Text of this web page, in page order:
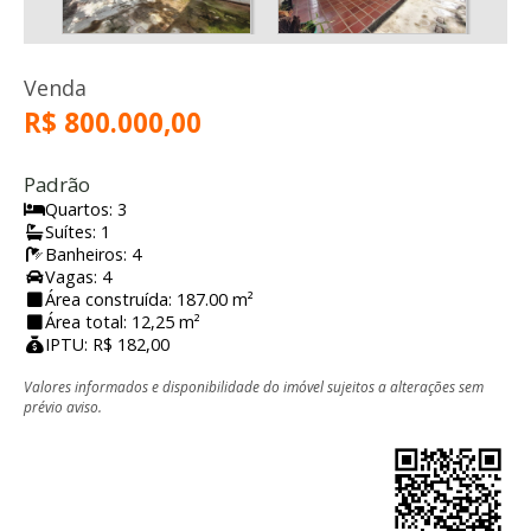
Venda
R$ 800.000,00
Padrão
Quartos: 3
Suítes: 1
Banheiros: 4
Vagas: 4
Área construída: 187.00 m²
Área total: 12,25 m²
IPTU: R$ 182,00
Valores informados e disponibilidade do imóvel sujeitos a alterações sem
prévio aviso.